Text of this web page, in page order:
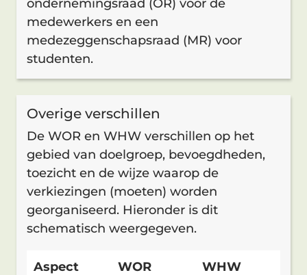
ondernemingsraad (OR) voor de
medewerkers en een
medezeggenschapsraad (MR) voor
studenten.
Overige verschillen
De WOR en WHW verschillen op het
gebied van doelgroep, bevoegdheden,
toezicht en de wijze waarop de
verkiezingen (moeten) worden
georganiseerd. Hieronder is dit
schematisch weergegeven.
Aspect WOR WHW